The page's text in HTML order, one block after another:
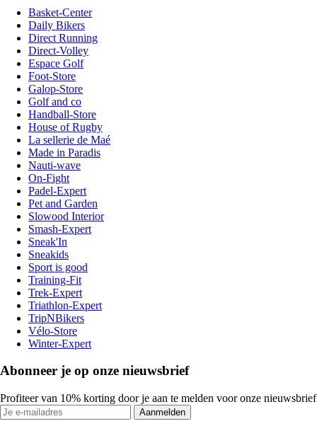
Basket-Center
Daily Bikers
Direct Running
Direct-Volley
Espace Golf
Foot-Store
Galop-Store
Golf and co
Handball-Store
House of Rugby
La sellerie de Maé
Made in Paradis
Nauti-wave
On-Fight
Padel-Expert
Pet and Garden
Slowood Interior
Smash-Expert
Sneak'In
Sneakids
Sport is good
Training-Fit
Trek-Expert
Triathlon-Expert
TripNBikers
Vélo-Store
Winter-Expert
Abonneer je op onze nieuwsbrief
Profiteer van 10% korting door je aan te melden voor onze nieuwsbrief
Aanmelden